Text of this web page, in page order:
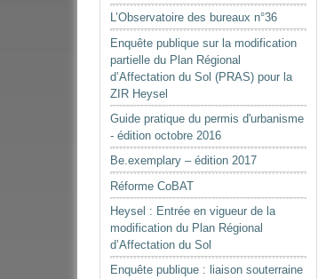
L’Observatoire des bureaux n°36
Enquête publique sur la modification
partielle du Plan Régional
d’Affectation du Sol (PRAS) pour la
ZIR Heysel
Guide pratique du permis d'urbanisme
- édition octobre 2016
Be.exemplary – édition 2017
Réforme CoBAT
Heysel : Entrée en vigueur de la
modification du Plan Régional
d’Affectation du Sol
Enquête publique : liaison souterraine